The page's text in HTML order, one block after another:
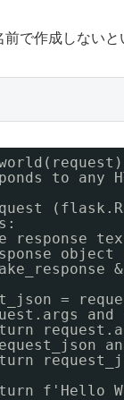
で作成しないと
to any
response
object
=
and
f'Hello